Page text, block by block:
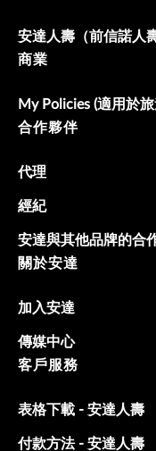
安達人壽（前信諾人
商業
My Policies (適用於
合作夥伴
代理
經紀
安達與其他品牌的合
關於安達
加入安達
傳媒中心
客戶服務
表格下載 - 安達人壽
付款方法 - 安達人壽